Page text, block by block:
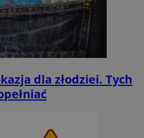
dla złodziei. Tych